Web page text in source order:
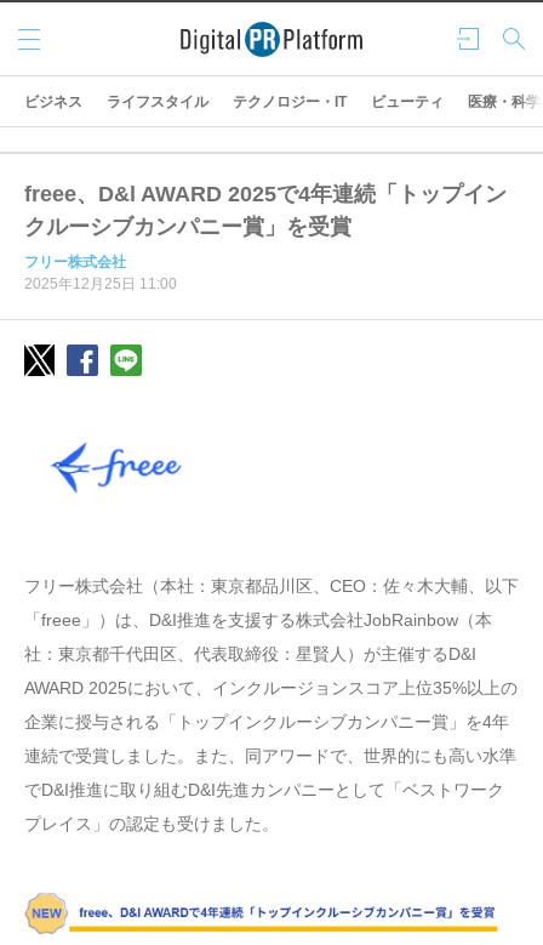
ログ
イン
検索
メニ
ュー
ビジネス ライフスタイル テクノロジー・IT ビューティ 医療・科学
freee、D&l AWARD 2025で4年連続「トップイン
クルーシブカンパニー賞」を受賞
フリー株式会社
2025年12月25日 11:00
フリー株式会社（本社：東京都品川区、CEO：佐々木大輔、以下
「freee」）は、D&I推進を支援する株式会社JobRainbow（本
社：東京都千代田区、代表取締役：星賢人）が主催するD&I
AWARD 2025において、インクルージョンスコア上位35%以上の
企業に授与される「トップインクルーシブカンパニー賞」を4年
連続で受賞しました。また、同アワードで、世界的にも高い水準
でD&I推進に取り組むD&I先進カンパニーとして「ベストワーク
プレイス」の認定も受けました。